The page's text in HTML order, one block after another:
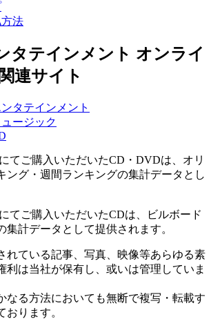
法
タテインメント オンライ
連サイト
てご購入いただいたCD・DVDは、オリ
ング・週間ランキングの集計データとし
てご購入いただいたCDは、ビルボード
集計データとして提供されます。
れている記事、写真、映像等あらゆる素
利は当社が保有し、或いは管理していま
なる方法においても無断で複写・転載す
おります。